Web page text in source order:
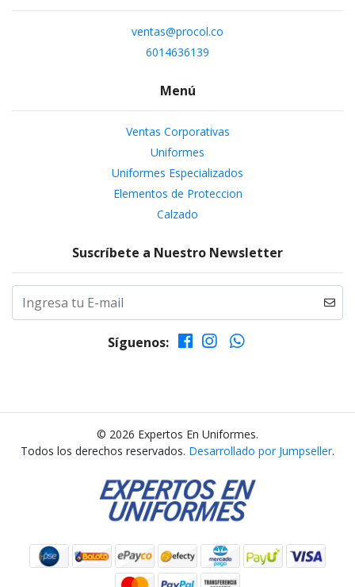
ventas@procol.co
6014636139
Menú
Ventas Corporativas
Uniformes
Uniformes Especializados
Elementos de Proteccion
Calzado
Suscríbete a Nuestro Newsletter
Síguenos:
© 2026 Expertos En Uniformes.
Todos los derechos reservados. Desarrollado por Jumpseller.